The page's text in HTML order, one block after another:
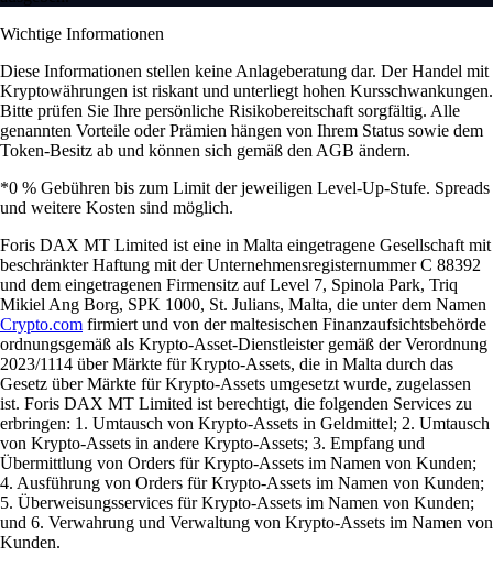
Wichtige Informationen
Diese Informationen stellen keine Anlageberatung dar. Der Handel mit
Kryptowährungen ist riskant und unterliegt hohen Kursschwankungen.
Bitte prüfen Sie Ihre persönliche Risikobereitschaft sorgfältig. Alle
genannten Vorteile oder Prämien hängen von Ihrem Status sowie dem
Token-Besitz ab und können sich gemäß den AGB ändern.
*0 % Gebühren bis zum Limit der jeweiligen Level-Up-Stufe. Spreads
und weitere Kosten sind möglich.
Foris DAX MT Limited ist eine in Malta eingetragene Gesellschaft mit
beschränkter Haftung mit der Unternehmensregisternummer C 88392
und dem eingetragenen Firmensitz auf Level 7, Spinola Park, Triq
Mikiel Ang Borg, SPK 1000, St. Julians, Malta, die unter dem Namen
Crypto.com firmiert und von der maltesischen Finanzaufsichtsbehörde
ordnungsgemäß als Krypto-Asset-Dienstleister gemäß der Verordnung
2023/1114 über Märkte für Krypto-Assets, die in Malta durch das
Gesetz über Märkte für Krypto-Assets umgesetzt wurde, zugelassen
ist. Foris DAX MT Limited ist berechtigt, die folgenden Services zu
erbringen: 1. Umtausch von Krypto-Assets in Geldmittel; 2. Umtausch
von Krypto-Assets in andere Krypto-Assets; 3. Empfang und
Übermittlung von Orders für Krypto-Assets im Namen von Kunden;
4. Ausführung von Orders für Krypto-Assets im Namen von Kunden;
5. Überweisungsservices für Krypto-Assets im Namen von Kunden;
und 6. Verwahrung und Verwaltung von Krypto-Assets im Namen von
Kunden.